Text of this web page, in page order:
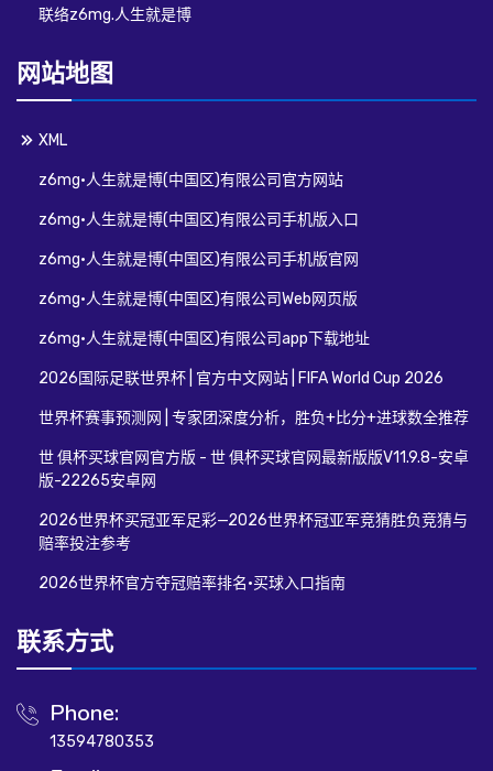
联络z6mg.人生就是博
网站地图
XML
z6mg·人生就是博(中国区)有限公司官方网站
z6mg·人生就是博(中国区)有限公司手机版入口
z6mg·人生就是博(中国区)有限公司手机版官网
z6mg·人生就是博(中国区)有限公司Web网页版
z6mg·人生就是博(中国区)有限公司app下载地址
2026国际足联世界杯 | 官方中文网站 | FIFA World Cup 2026
世界杯赛事预测网 | 专家团深度分析，胜负+比分+进球数全推荐
世 俱杯买球官网官方版 - 世 俱杯买球官网最新版版V11.9.8-安卓
版-22265安卓网
2026世界杯买冠亚军足彩—2026世界杯冠亚军竞猜胜负竞猜与
赔率投注参考
2026世界杯官方夺冠赔率排名·买球入口指南
联系方式
Phone:
13594780353